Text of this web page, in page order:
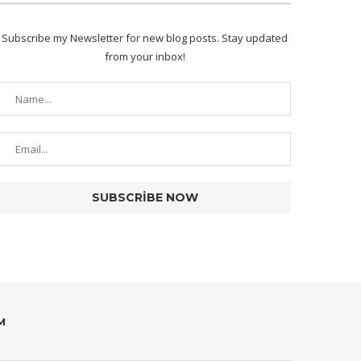
Subscribe my Newsletter for new blog posts. Stay updated
from your inbox!